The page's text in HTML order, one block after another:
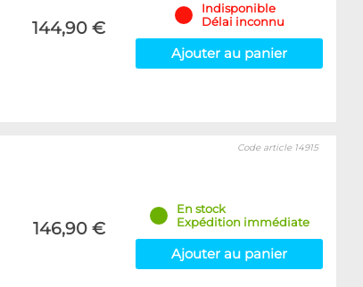
144,90 €
Indisponible
Délai inconnu
Ajouter au panier
146,90 €
Code article 14915
En stock
Expédition immédiate
Ajouter au panier